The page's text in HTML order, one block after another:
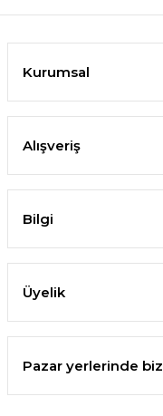
Kurumsal
Alışveriş
Bilgi
Üyelik
Pazar yerlerinde biz